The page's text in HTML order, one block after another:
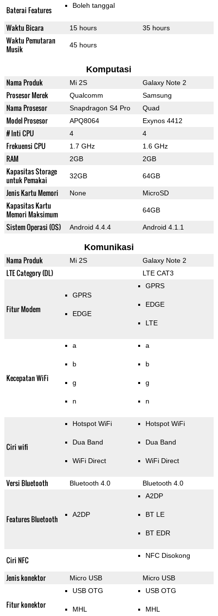
Baterai Features Boleh tanggal
Waktu Bicara 15 hours 35 hours
Waktu Pemutaran
Musik
45 hours
Komputasi
Nama Produk Mi 2S Galaxy Note 2
Prosesor Merek Qualcomm Samsung
Nama Prosesor Snapdragon S4 Pro Quad
Model Prosesor APQ8064 Exynos 4412
# Inti CPU 4 4
Frekuensi CPU 1.7 GHz 1.6 GHz
RAM 2GB 2GB
Kapasitas Storage
untuk Pemakai
32GB 64GB
Jenis Kartu Memori None MicroSD
Kapasitas Kartu
Memori Maksimum
64GB
Sistem Operasi (OS) Android 4.4.4 Android 4.1.1
Komunikasi
Nama Produk Mi 2S Galaxy Note 2
LTE Category (DL) LTE CAT3
Fitur Modem
GPRS
EDGE
GPRS
EDGE
LTE
Kecepatan WiFi
a
b
g
n
a
b
g
n
Ciri wifi
Hotspot WiFi
Dua Band
WiFi Direct
Hotspot WiFi
Dua Band
WiFi Direct
Versi Bluetooth Bluetooth 4.0 Bluetooth 4.0
Features Bluetooth A2DP
A2DP
BT LE
BT EDR
Ciri NFC NFC Disokong
Jenis konektor Micro USB Micro USB
Fitur konektor
USB OTG
MHL
USB OTG
MHL